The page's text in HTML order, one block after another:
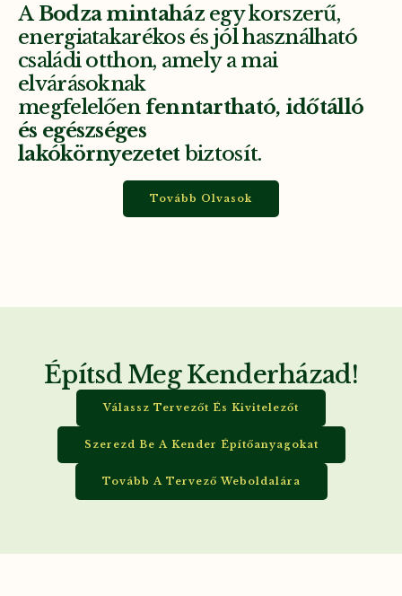
ABodza mintaházegy korszerű,
energiatakarékos és jól használható
családi otthon, amely a mai
elvárásoknak
megfelelően fenntartható, időtálló
és egészséges
lakókörnyezetetbiztosít.
Tovább Olvasok
Építsd Meg Kenderházad!
Válassz Tervezőt És Kivitelezőt
Szerezd Be A Kender Építőanyagokat
Tovább A Tervező Weboldalára